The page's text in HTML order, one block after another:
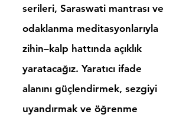
serileri, Saraswati mantrası ve
odaklanma meditasyonlarıyla
zihin–kalp hattında açıklık
yaratacağız. Yaratıcı ifade
alanını güçlendirmek, sezgiyi
uyandırmak ve öğrenme